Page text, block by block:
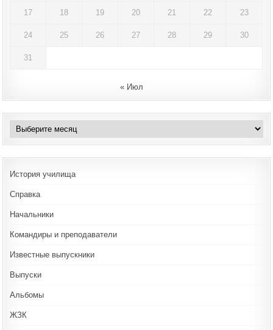
17 18 19 20 21 22 23
24 25 26 27 28 29 30
31
« Июл
Архивы
История училища
Справка
Начальники
Командиры и преподаватели
Известные выпускники
Выпуски
Альбомы
ЖЗК